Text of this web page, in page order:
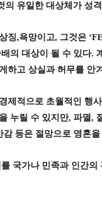
의 유일한 대상체가 성
징,욕망이고, 그것은
의 대상이 될 수 있다.
하고 상실과 허무를 안
제적으로 초월적인 행
누릴 수 있지만, 파멸,
감 등은 절망으로 영혼
국가나 민족과 인간의